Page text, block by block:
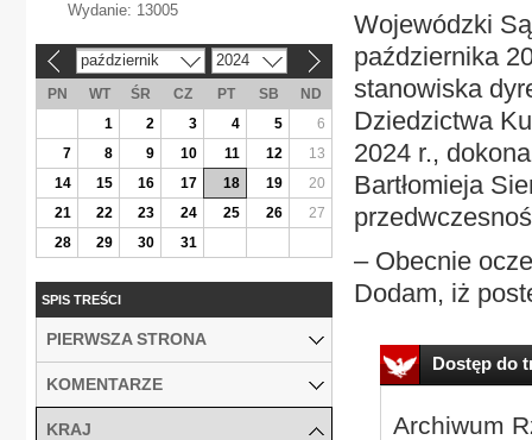
Wojewódzki
października
stanowiska
Dziedzictwa
2024 r.,
Bartłomieja
– Obecnie
Dodam, iż
Dostęp do
Archiwum
Wydanie: 13005
październik 2024
PN WT ŚR CZ PT SB
ND
1
2 3 4 5
6
7
8 9 10 11 12
13
14
15 16 17 18 19
20
21
22 23 24 25 26
27
28
29 30 31
SPIS TREŚCI
PIERWSZA STRONA
KOMENTARZE
KRAJ